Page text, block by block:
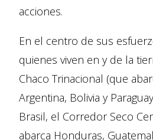
acciones.
En el centro de sus
quienes viven en y de la
Chaco Trinacional (que
Argentina, Bolivia y
Brasil, el Corredor Seco
abarca Honduras,